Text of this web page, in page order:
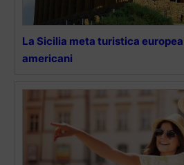
La Sicilia meta turistica
americani